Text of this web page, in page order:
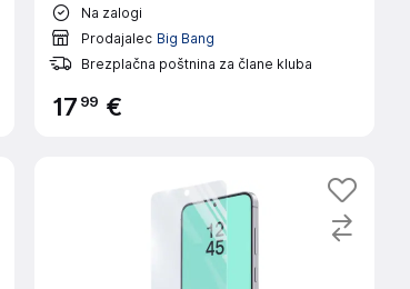
Na zalogi
Prodajalec Big Bang
Brezplačna poštnina za člane kluba
17 99 €